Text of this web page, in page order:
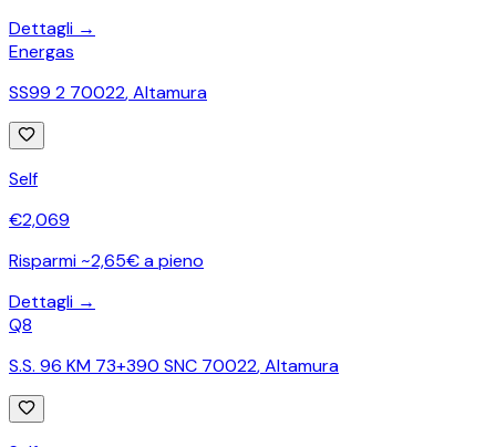
Dettagli →
Energas
SS99 2 70022,Altamura
Self
€2,069
Risparmi ~2,65€ a pieno
Dettagli →
Q8
S.S. 96 KM 73+390 SNC 70022,Altamura